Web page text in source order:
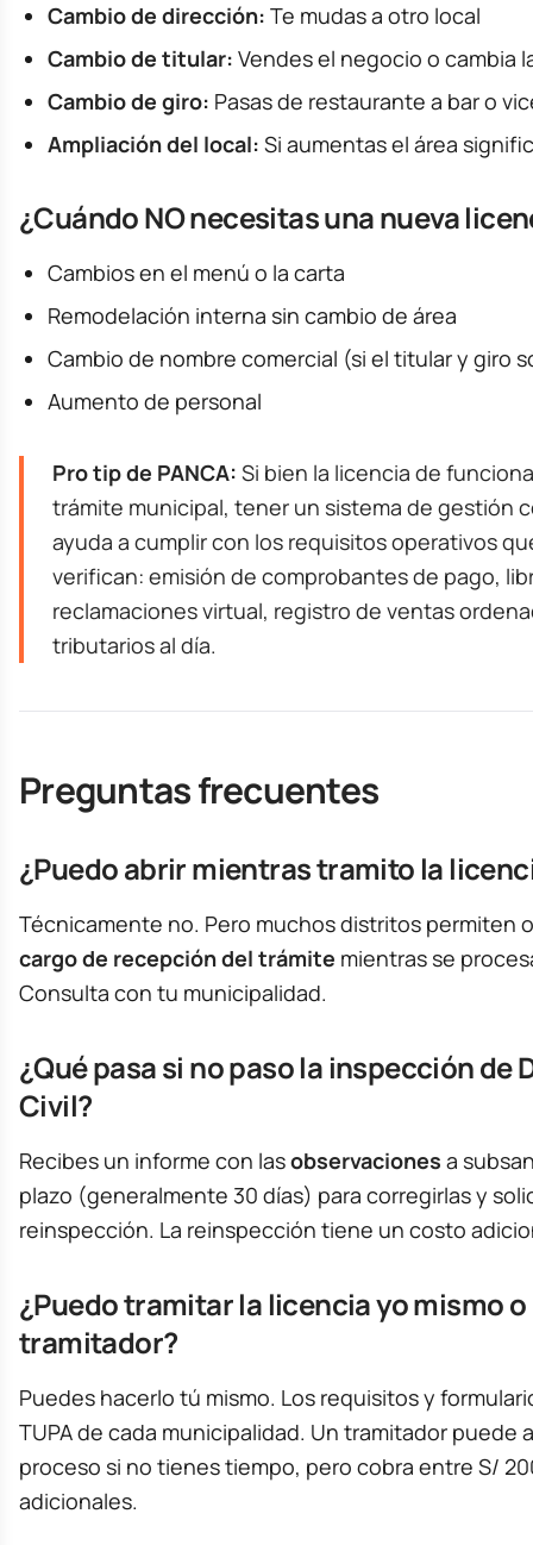
Cambio de dirección: Te mudas a otro local
Cambio de titular: Vendes el negocio o cambia
Cambio de giro: Pasas de restaurante a bar o
Ampliación del local: Si aumentas el área
¿Cuándo NO necesitas una nueva
Cambios en el menú o la carta
Remodelación interna sin cambio de área
Cambio de nombre comercial (si el titular y giro
Aumento de personal
Pro tip de PANCA: Si bien la licencia de
trámite municipal, tener un sistema de gestión
ayuda a cumplir con los requisitos operativos
verifican: emisión de comprobantes de pago,
reclamaciones virtual, registro de ventas
tributarios al día.
Preguntas frecuentes
¿Puedo abrir mientras tramito la
Técnicamente no. Pero muchos distritos permiten
cargo de recepción del trámite mientras se
Consulta con tu municipalidad.
¿Qué pasa si no paso la inspección de
Civil?
Recibes un informe con lasobservaciones a
plazo (generalmente 30 días) para corregirlas y
reinspección. La reinspección tiene un costo
¿Puedo tramitar la licencia yo mismo
tramitador?
Puedes hacerlo tú mismo. Los requisitos y
TUPA de cada municipalidad. Un tramitador puede
proceso si no tienes tiempo, pero cobra entre S/
adicionales.